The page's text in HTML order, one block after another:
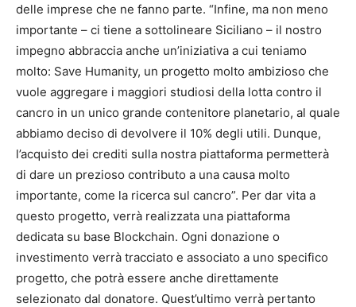
delle imprese che ne fanno parte. “Infine, ma non meno
importante – ci tiene a sottolineare Siciliano – il nostro
impegno abbraccia anche un’iniziativa a cui teniamo
molto: Save Humanity, un progetto molto ambizioso che
vuole aggregare i maggiori studiosi della lotta contro il
cancro in un unico grande contenitore planetario, al quale
abbiamo deciso di devolvere il 10% degli utili. Dunque,
l’acquisto dei crediti sulla nostra piattaforma permetterà
di dare un prezioso contributo a una causa molto
importante, come la ricerca sul cancro”. Per dar vita a
questo progetto, verrà realizzata una piattaforma
dedicata su base Blockchain. Ogni donazione o
investimento verrà tracciato e associato a uno specifico
progetto, che potrà essere anche direttamente
selezionato dal donatore. Quest’ultimo verrà pertanto